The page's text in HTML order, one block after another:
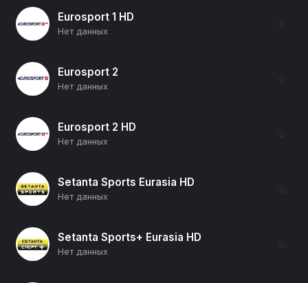
Eurosport 1 HD
Нет данных
☆
Eurosport 2
Нет данных
☆
Eurosport 2 HD
Нет данных
☆
Setanta Sports Eurasia HD
Нет данных
☆
Setanta Sports+ Eurasia HD
Нет данных
☆